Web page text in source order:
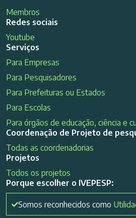
Membros
Redes sociais
Youtube
Serviços
Para Empresas
Para Pesquisadores
Para Prefeituras ou Estados
Para Escolas
Para órgãos de educação, ciência e
Coordenação de Projeto de
Todas as coordenadorias
Projetos
Todos os projetos
Porque escolher o IVEPESP:
Somos reconhecidos como